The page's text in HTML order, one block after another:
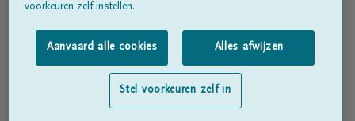
Gebruiksvoorwaarden
Privacyverklaring
Toegankelijkheidsverklaring
voorkeuren zelf instellen.
Aanvaard alle cookies Alles afwijzen
Stel voorkeuren zelf in